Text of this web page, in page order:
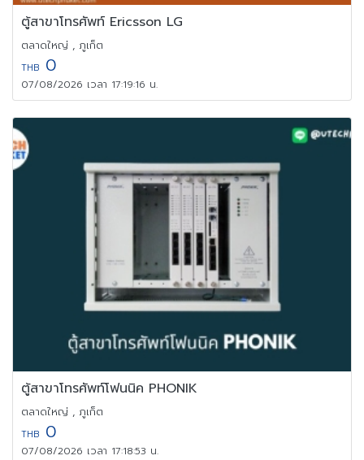
ตู้สาขาโทรศัพท์ Ericsson LG
ตลาดใหญ่ , ภูเก็ต
THB 0
07/08/2026 เวลา 17:19:16 น.
ตู้สาขาโทรศัพท์โฟนนิค PHONIK
ตลาดใหญ่ , ภูเก็ต
THB 0
07/08/2026 เวลา 17:18:53 น.